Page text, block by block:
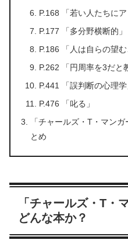
P.168 「若い人たちにア
P.177 「多分野横断的」
P.186 「人は自らの望む
P.262 「円周率を3だと
P.441 「誤判断の心理学
P.476 「叱る」
「チャールズ・T・マン
とめ
「チャールズ・T・
どんな本か？